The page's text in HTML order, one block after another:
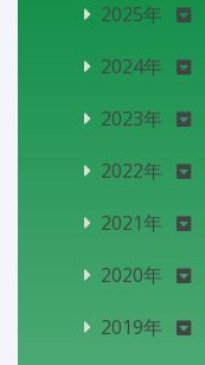
2025年
2024年
2023年
2022年
2021年
2020年
2019年